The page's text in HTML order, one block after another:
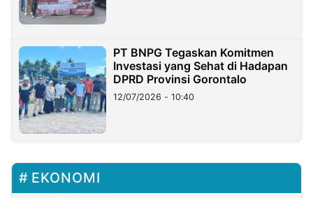
PT BNPG Tegaskan Komitmen
Investasi yang Sehat di Hadapan
DPRD Provinsi Gorontalo
12/07/2026 - 10:40
EKONOMI